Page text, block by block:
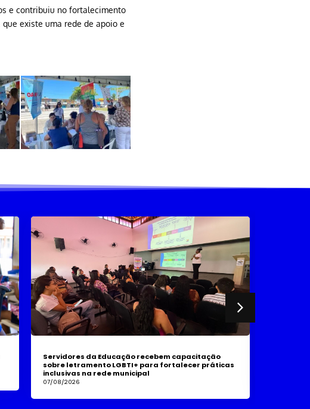
e contribuiu no fortalecimento
existe uma rede de apoio e
Servidores da Educação recebem capacitação
sobre letramento LGBTI+ para fortalecer práticas
inclusivas na rede municipal
07/08/2026